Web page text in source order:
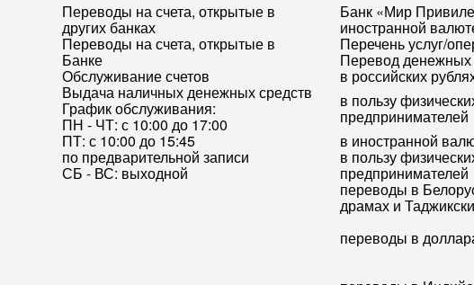
Переводы на счета, открытые в
других банках
Переводы на счета, открытые в
Банке
Обслуживание счетов
Выдача наличных денежных средств
График обслуживания:
ПН - ЧТ: с 10:00 до 17:00
ПТ: с 10:00 до 15:45
по предварительной записи
СБ - ВС: выходной
Банк «Мир
иностранной
Перечень услуг/
Перевод денежных
в российских
в пользу
предпринимателей
в иностранной
в пользу
предпринимателей
переводы в
драмах и
переводы в